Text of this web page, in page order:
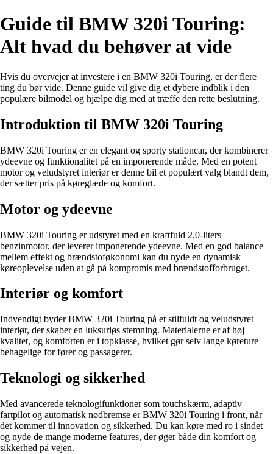
Guide til BMW 320i Touring:
Alt hvad du behøver at vide
Hvis du overvejer at investere i en BMW 320i Touring, er der flere
ting du bør vide. Denne guide vil give dig et dybere indblik i den
populære bilmodel og hjælpe dig med at træffe den rette beslutning.
Introduktion til BMW 320i Touring
BMW 320i Touring er en elegant og sporty stationcar, der kombinerer
ydeevne og funktionalitet på en imponerende måde. Med en potent
motor og veludstyret interiør er denne bil et populært valg blandt dem,
der sætter pris på køreglæde og komfort.
Motor og ydeevne
BMW 320i Touring er udstyret med en kraftfuld 2,0-liters
benzinmotor, der leverer imponerende ydeevne. Med en god balance
mellem effekt og brændstoføkonomi kan du nyde en dynamisk
køreoplevelse uden at gå på kompromis med brændstofforbruget.
Interiør og komfort
Indvendigt byder BMW 320i Touring på et stilfuldt og veludstyret
interiør, der skaber en luksuriøs stemning. Materialerne er af høj
kvalitet, og komforten er i topklasse, hvilket gør selv lange køreture
behagelige for fører og passagerer.
Teknologi og sikkerhed
Med avancerede teknologifunktioner som touchskærm, adaptiv
fartpilot og automatisk nødbremse er BMW 320i Touring i front, når
det kommer til innovation og sikkerhed. Du kan køre med ro i sindet
og nyde de mange moderne features, der øger både din komfort og
sikkerhed på vejen.